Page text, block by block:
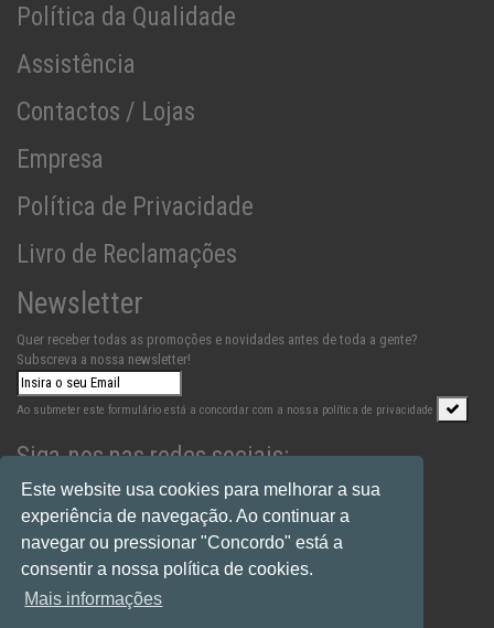
Este website usa cookies para melhorar a sua
experiência de navegação. Ao continuar a
navegar ou pressionar "Concordo" está a
consentir a nossa política de cookies.
Mais informações
Política da Qualidade
Assistência
Contactos / Lojas
Empresa
Política de Privacidade
Livro de Reclamações
Newsletter
Quer receber todas as promoções e novidades antes de toda a gente?
Subscreva a nossa newsletter!
Ao submeter este formulário está a concordar com a nossa política de privacidade
Siga-nos nas redes sociais: